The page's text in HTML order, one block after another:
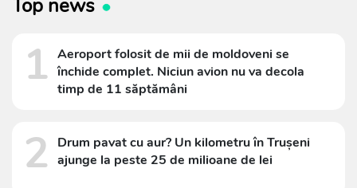
Top news
1 Aeroport folosit de mii de moldoveni se
închide complet. Niciun avion nu va decola
timp de 11 săptămâni
2
Drum pavat cu aur? Un kilometru în Trușeni
ajunge la peste 25 de milioane de lei